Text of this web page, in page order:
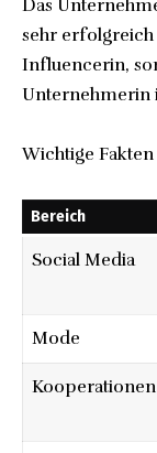
Das
sehr erfolgreich
Influencerin,
Unternehmerin
Wichtige
Bereich
Social Media
Mode
Kooperationen